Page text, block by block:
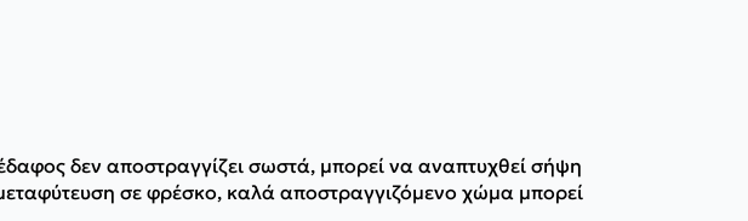
δεν αποστραγγίζει σωστά, μπορεί να αναπτυχθεί σήψη
σε φρέσκο, καλά αποστραγγιζόμενο χώμα μπορεί